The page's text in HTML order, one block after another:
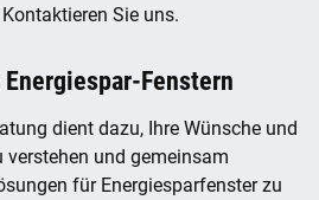
Sie uns.
Energiespar-Fenstern
dient dazu, Ihre Wünsche und
verstehen und gemeinsam
für Energiesparfenster zu